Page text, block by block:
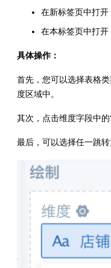
在新标签页中打开
在本标签页中打开
具体操作：
首先，您可以选择表格
度区域中。
其次，点击维度字段中的
最后，可以选择任一跳转